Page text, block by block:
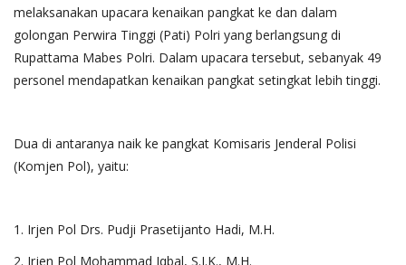
melaksanakan upacara kenaikan pangkat ke dan dalam
golongan Perwira Tinggi (Pati) Polri yang berlangsung di
Rupattama Mabes Polri. Dalam upacara tersebut, sebanyak 49
personel mendapatkan kenaikan pangkat setingkat lebih tinggi.
Dua di antaranya naik ke pangkat Komisaris Jenderal Polisi
(Komjen Pol), yaitu:
1. Irjen Pol Drs. Pudji Prasetijanto Hadi, M.H.
2. Irjen Pol Mohammad Iqbal, S.I.K., M.H.